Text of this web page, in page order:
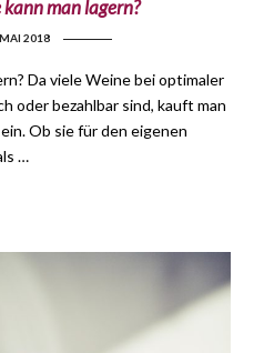
man lagern?
2018
Da viele Weine bei optimaler
oder bezahlbar sind, kauft man
Ob sie für den eigenen
…